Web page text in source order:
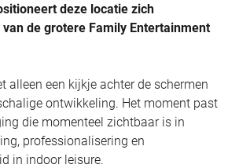
deze locatie zich
de grotere Family Entertainment
alleen een kijkje achter de schermen
ontwikkeling. Het moment past
die momenteel zichtbaar is in
professionalisering en
in indoor leisure.